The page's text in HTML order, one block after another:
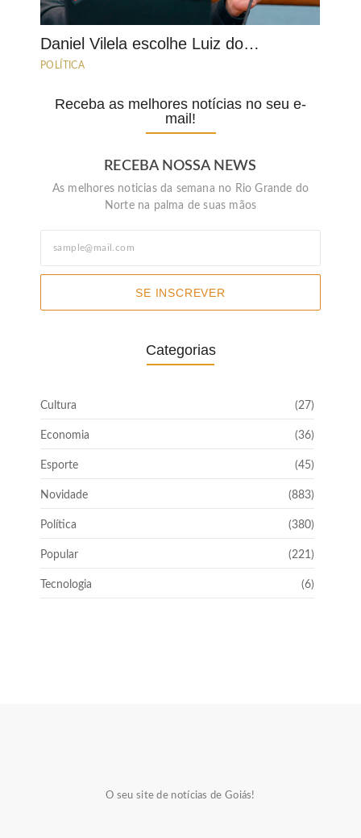
Daniel Vilela escolhe Luiz do…
POLÍTICA
Receba as melhores notícias no seu e-
mail!
RECEBA NOSSA NEWS
As melhores noticias da semana no Rio Grande do
Norte na palma de suas mãos
SE INSCREVER
Categorias
Cultura (27)
Economia (36)
Esporte (45)
Novidade (883)
Política (380)
Popular (221)
Tecnologia (6)
O seu site de notícias de Goiás!